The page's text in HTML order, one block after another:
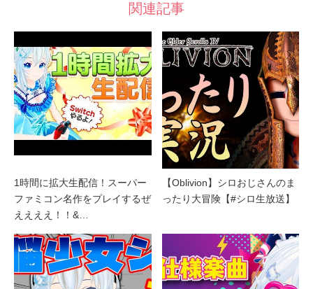
関連記事
1時間に拡大生配信！スーパー
ファミコン名作をプレイするぜ
ええええ！！&…
【Oblivion】シロおじさんのま
ったり大冒険【#シロ生放送】